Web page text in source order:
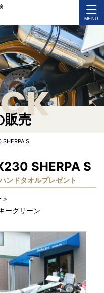
MENU
販売
SHERPA S
SHERPA S
ンドタオルプレゼント
ーグリーン